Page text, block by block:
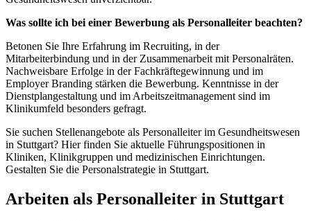
Was sollte ich bei einer Bewerbung als Personalleiter beachten?
Betonen Sie Ihre Erfahrung im Recruiting, in der
Mitarbeiterbindung und in der Zusammenarbeit mit Personalräten.
Nachweisbare Erfolge in der Fachkräftegewinnung und im
Employer Branding stärken die Bewerbung. Kenntnisse in der
Dienstplangestaltung und im Arbeitszeitmanagement sind im
Klinikumfeld besonders gefragt.
Sie suchen Stellenangebote als Personalleiter im Gesundheitswesen
in Stuttgart? Hier finden Sie aktuelle Führungspositionen in
Kliniken, Klinikgruppen und medizinischen Einrichtungen.
Gestalten Sie die Personalstrategie in Stuttgart.
Arbeiten als Personalleiter in Stuttgart